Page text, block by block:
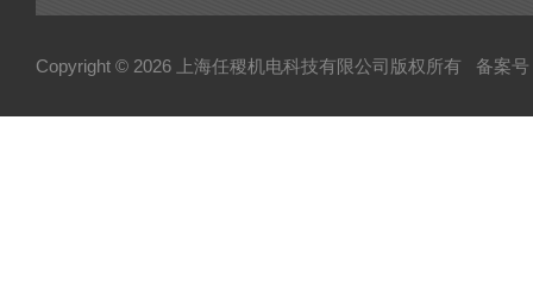
Copyright © 2026 上海任稷机电科技有限公司版权所有 备案号